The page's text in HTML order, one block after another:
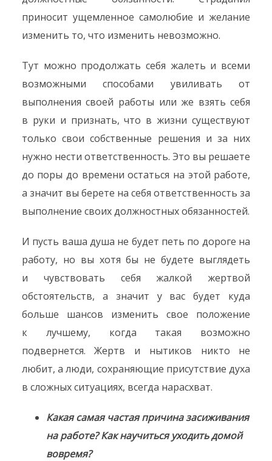
приносит ущемленное самолюбие и желание
изменить то, что изменить невозможно.
Тут можно продолжать себя жалеть и всеми
возможными способами увиливать от
выполнения своей работы или же взять себя
в руки и признать, что в жизни существуют
только свои собственные решения и за них
нужно нести ответственность. Это вы решаете
до поры до времени остаться на этой работе,
а значит вы берете на себя ответственность за
выполнение своих должностных обязанностей.
И пусть ваша душа не будет петь по дороге на
работу, но вы хотя бы не будете выглядеть
и чувствовать себя жалкой жертвой
обстоятельств, а значит у вас будет куда
больше шансов изменить свое положение
к лучшему, когда такая возможно
подвернется. Жертв и нытиков никто не
любит, а люди, сохраняющие присутствие духа
в сложных ситуациях, всегда нарасхват.
Какая самая частая причина засиживания
на работе? Как научиться уходить домой
вовремя?